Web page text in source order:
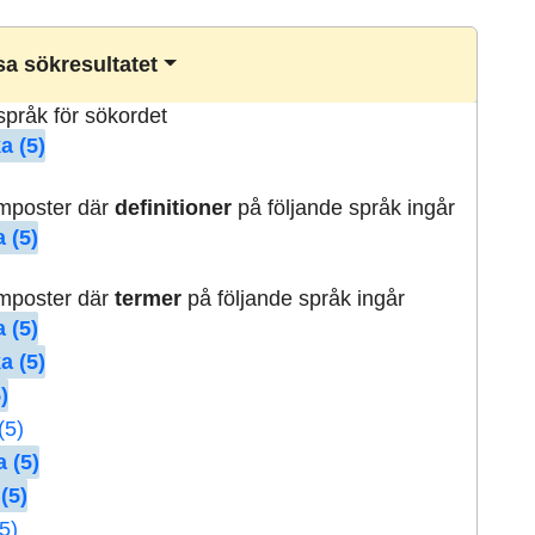
sökresultatet
för sökordet
(5)
därdefinitioner på följande språk ingår
(5)
därtermer på följande språk ingår
(5)
(5)
(5)